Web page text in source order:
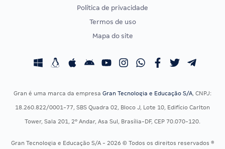
CONCURSOS POR PROFISSÃO
Concursos Fiscais
Concursos Saúde
EXAME DE ORDEM
Calendário OAB
Política de privacidade
Termos de uso
Mapa do site
Gran é uma marca da empresa Gran Tecnologia e Educação S/A, CNPJ:
18.260.822/0001-77, SBS Quadra 02, Bloco J, Lote 10, Edifício Carlton
Tower, Sala 201, 2º Andar, Asa Sul, Brasília-DF, CEP 70.070-120.
Gran Tecnologia e Educação S/A - 2026 © Todos os direitos reservados ®